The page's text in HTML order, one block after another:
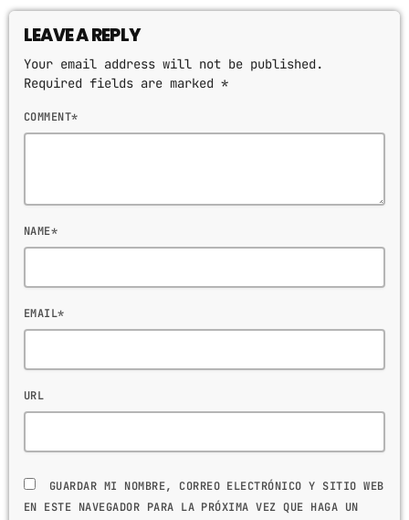
LEAVE A REPLY
Your email address will not be published.
Required fields are marked *
COMMENT*
NAME*
EMAIL*
URL
GUARDAR MI NOMBRE, CORREO ELECTRÓNICO Y SITIO WEB
EN ESTE NAVEGADOR PARA LA PRÓXIMA VEZ QUE HAGA UN